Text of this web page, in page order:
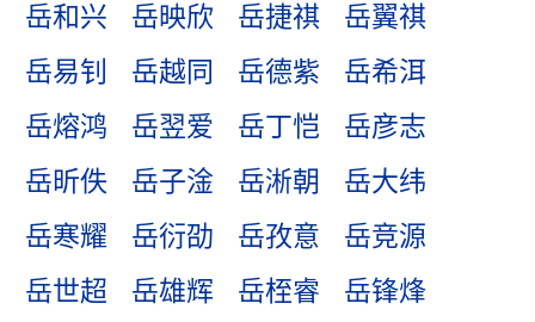
岳和兴
岳映欣 岳捷祺
岳翼祺
岳易钊
岳越同 岳德紫
岳希洱
岳熔鸿
岳翌爱 岳丁恺
岳彦志
岳昕佚
岳子淦 岳淅朝
岳大纬
岳寒耀
岳衍劭 岳孜意
岳竞源
岳世超
岳雄辉 岳桎睿
岳锋烽